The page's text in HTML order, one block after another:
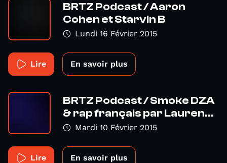
BRTZ Podcast / Aaron
Cohen et Starvin B
Lundi 16 Février 2015
Lire En savoir plus
BRTZ Podcast / Smoke DZA
& rap français par Lauren...
Mardi 10 Février 2015
Lire En savoir plus